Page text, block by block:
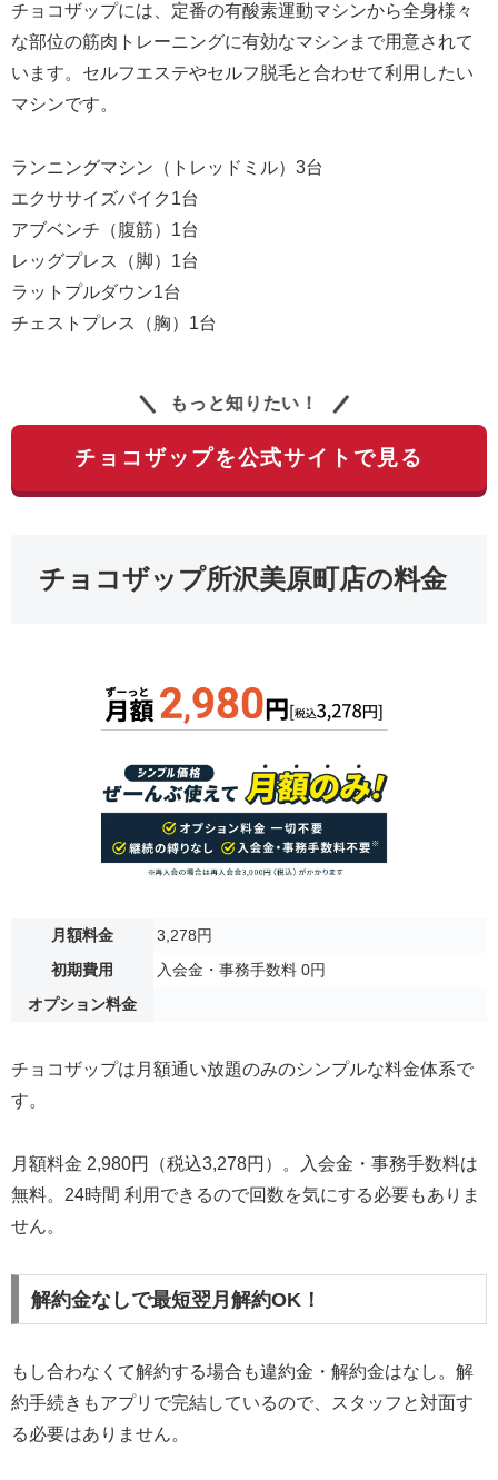
チョコザップには、定番の有酸素運動マシンから全身様々
な部位の筋肉トレーニングに有効なマシンまで用意されて
います。セルフエステやセルフ脱毛と合わせて利用したい
マシンです。
ランニングマシン（トレッドミル）3台
エクササイズバイク1台
アブベンチ（腹筋）1台
レッグプレス（脚）1台
ラットプルダウン1台
チェストプレス（胸）1台
もっと知りたい！
チョコザップを公式サイトで見る
チョコザップ所沢美原町店の料金
月額料金
3,278円
初期費用
入会金・事務手数料 0円
オプション料金
チョコザップは月額通い放題のみのシンプルな料金体系で
す。
月額料金 2,980円（税込3,278円）。入会金・事務手数料は
無料。24時間 利用できるので回数を気にする必要もありま
せん。
解約金なしで最短翌月解約OK！
もし合わなくて解約する場合も違約金・解約金はなし。解
約手続きもアプリで完結しているので、スタッフと対面す
る必要はありません。